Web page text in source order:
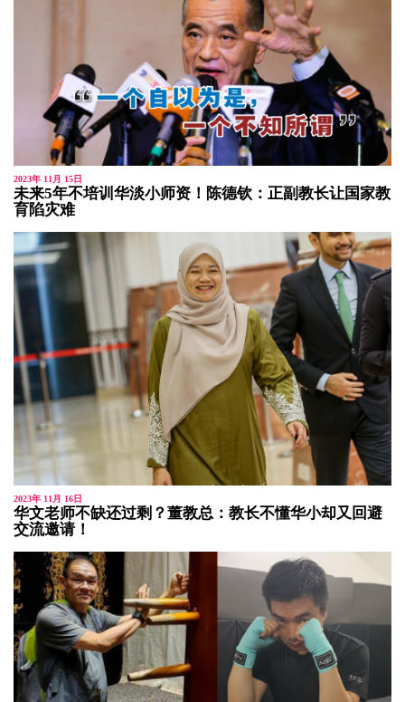
2023年 11月 15日
未来5年不培训华淡小师资！陈德钦：正副教长让国家教
育陷灾难
2023年 11月 16日
华文老师不缺还过剩？董教总：教长不懂华小却又回避
交流邀请！